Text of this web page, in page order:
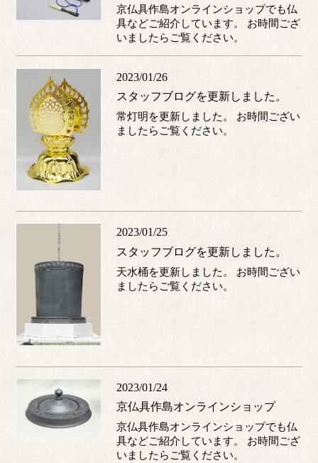
京仏具作島オンラインショップでも仏
具などご紹介しています。 お時間ござ
いましたらご覧ください。
2023/01/26
スタッフブログを更新しました。
常灯明を更新しました。 お時間ござい
ましたらご覧ください。
2023/01/25
スタッフブログを更新しました。
天水桶を更新しました。 お時間ござい
ましたらご覧ください。
2023/01/24
京仏具作島オンラインショップ
京仏具作島オンラインショップでも仏
具などご紹介しています。 お時間ござ
いましたらご覧ください。